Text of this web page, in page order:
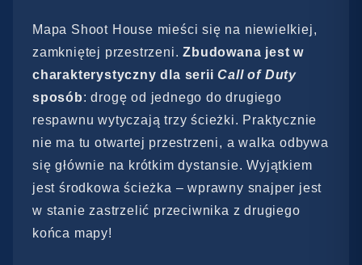
Mapa Shoot House mieści się na niewielkiej,
zamkniętej przestrzeni.Zbudowana jest w
charakterystyczny dla seriiCall of Duty
sposób: drogę od jednego do drugiego
respawnu wytyczają trzy ścieżki. Praktycznie
nie ma tu otwartej przestrzeni, a walka odbywa
się głównie na krótkim dystansie. Wyjątkiem
jest środkowa ścieżka – wprawny snajper jest
w stanie zastrzelić przeciwnika z drugiego
końca mapy!